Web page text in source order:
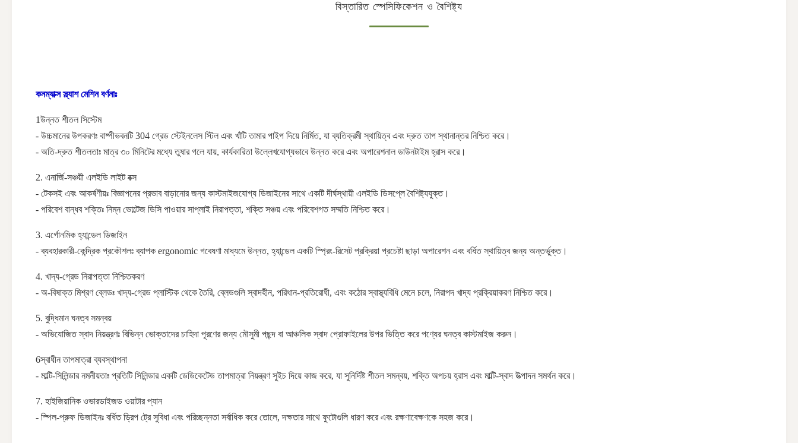
বিস্তারিত স্পেসিফিকেশন ও বৈশিষ্ট্য
কনম্যাক্স স্ল্যাশ মেশিন বর্ণনাঃ
1উন্নত শীতল সিস্টেম
- উচ্চমানের উপকরণঃ বাষ্পীভবনটি 304 গ্রেড স্টেইনলেস স্টিল এবং খাঁটি তামার পাইপ দিয়ে নির্মিত, যা ব্যতিক্রমী স্থায়িত্ব এবং দ্রুত তাপ স্থানান্তর নিশ্চিত করে।
- অতি-দ্রুত শীতলতাঃ মাত্র ৩০ মিনিটের মধ্যে তুষার গলে যায়, কার্যকারিতা উল্লেখযোগ্যভাবে উন্নত করে এবং অপারেশনাল ডাউনটাইম হ্রাস করে।
2. এনার্জি-সঞ্চয়ী এলইডি লাইট বক্স
- টেকসই এবং আকর্ষণীয়ঃ বিজ্ঞাপনের প্রভাব বাড়ানোর জন্য কাস্টমাইজযোগ্য ডিজাইনের সাথে একটি দীর্ঘস্থায়ী এলইডি ডিসপ্লে বৈশিষ্ট্যযুক্ত।
- পরিবেশ বান্ধব শক্তিঃ নিম্ন ভোল্টেজ ডিসি পাওয়ার সাপ্লাই নিরাপত্তা, শক্তি সঞ্চয় এবং পরিবেশগত সম্মতি নিশ্চিত করে।
3. এর্গোনমিক হ্যান্ডেল ডিজাইন
- ব্যবহারকারী-কেন্দ্রিক প্রকৌশলঃ ব্যাপক ergonomic গবেষণা মাধ্যমে উন্নত, হ্যান্ডেল একটি স্প্রিং-রিসেট প্রক্রিয়া প্রচেষ্টা ছাড়া অপারেশন এবং বর্ধিত স্থায়িত্ব জন্য অন্তর্ভুক্ত।
4. খাদ্য-গ্রেড নিরাপত্তা নিশ্চিতকরণ
- অ-বিষাক্ত মিশ্রণ ব্লেডঃ খাদ্য-গ্রেড প্লাস্টিক থেকে তৈরি, ব্লেডগুলি স্বাদহীন, পরিধান-প্রতিরোধী, এবং কঠোর স্বাস্থ্যবিধি মেনে চলে, নিরাপদ খাদ্য প্রক্রিয়াকরণ নিশ্চিত করে।
5. বুদ্ধিমান ঘনত্ব সমন্বয়
- অভিযোজিত স্বাদ নিয়ন্ত্রণঃ বিভিন্ন ভোক্তাদের চাহিদা পূরণের জন্য মৌসুমী পছন্দ বা আঞ্চলিক স্বাদ প্রোফাইলের উপর ভিত্তি করে পণ্যের ঘনত্ব কাস্টমাইজ করুন।
6স্বাধীন তাপমাত্রা ব্যবস্থাপনা
- মাল্টি-সিলিন্ডার নমনীয়তাঃ প্রতিটি সিলিন্ডার একটি ডেডিকেটেড তাপমাত্রা নিয়ন্ত্রণ সুইচ দিয়ে কাজ করে, যা সুনির্দিষ্ট শীতল সমন্বয়, শক্তি অপচয় হ্রাস এবং মাল্টি-স্বাদ উত্পাদন সমর্থন করে।
7. হাইজিয়ানিক ওভারডাইজড ওয়াটার প্যান
- স্পিল-প্রুফ ডিজাইনঃ বর্ধিত ড্রিপ ট্রে সুবিধা এবং পরিচ্ছন্নতা সর্বাধিক করে তোলে, দক্ষতার সাথে ফুটোগুলি ধারণ করে এবং রক্ষণাবেক্ষণকে সহজ করে।